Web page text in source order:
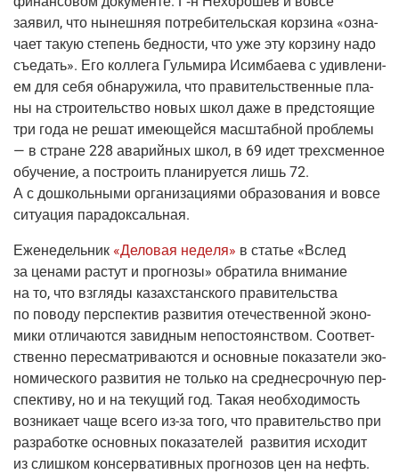
заявил, что нынеш­няя потре­би­тель­ская кор­зи­на «озна­
ча­ет такую сте­пень бед­но­сти, что уже эту кор­зи­ну надо
съе­дать». Его кол­ле­га Гуль­ми­ра Исим­ба­е­ва с удив­ле­ни­
ем для себя обна­ру­жи­ла, что пра­ви­тель­ствен­ные пла­
ны на стро­и­тель­ство новых школ даже в пред­сто­я­щие
три года не решат име­ю­щей­ся мас­штаб­ной про­бле­мы
— в стране 228 ава­рий­ных школ, в 69 идет трех­смен­ное
обу­че­ние, а постро­ить пла­ни­ру­ет­ся лишь 72.
А с дошколь­ны­ми орга­ни­за­ци­я­ми обра­зо­ва­ния и вовсе
ситу­а­ция парадоксальная.
Еже­не­дель­ник «Дело­вая неде­ля» в ста­тье «Вслед
за цена­ми рас­тут и про­гно­зы» обра­ти­ла вни­ма­ние
на то, что взгля­ды казах­стан­ско­го пра­ви­тель­ства
по пово­ду пер­спек­тив раз­ви­тия оте­че­ствен­ной эко­но­
ми­ки отли­ча­ют­ся завид­ным непо­сто­ян­ством. Соот­вет­
ствен­но пере­смат­ри­ва­ют­ся и основ­ные пока­за­те­ли эко­
но­ми­че­ско­го раз­ви­тия не толь­ко на сред­не­сроч­ную пер­
спек­ти­ву, но и на теку­щий год. Такая необ­хо­ди­мость
воз­ни­ка­ет чаще все­го из-за того, что пра­ви­тель­ство при
раз­ра­бот­ке основ­ных пока­за­те­лей раз­ви­тия исхо­дит
из слиш­ком кон­сер­ва­тив­ных про­гно­зов цен на нефть.